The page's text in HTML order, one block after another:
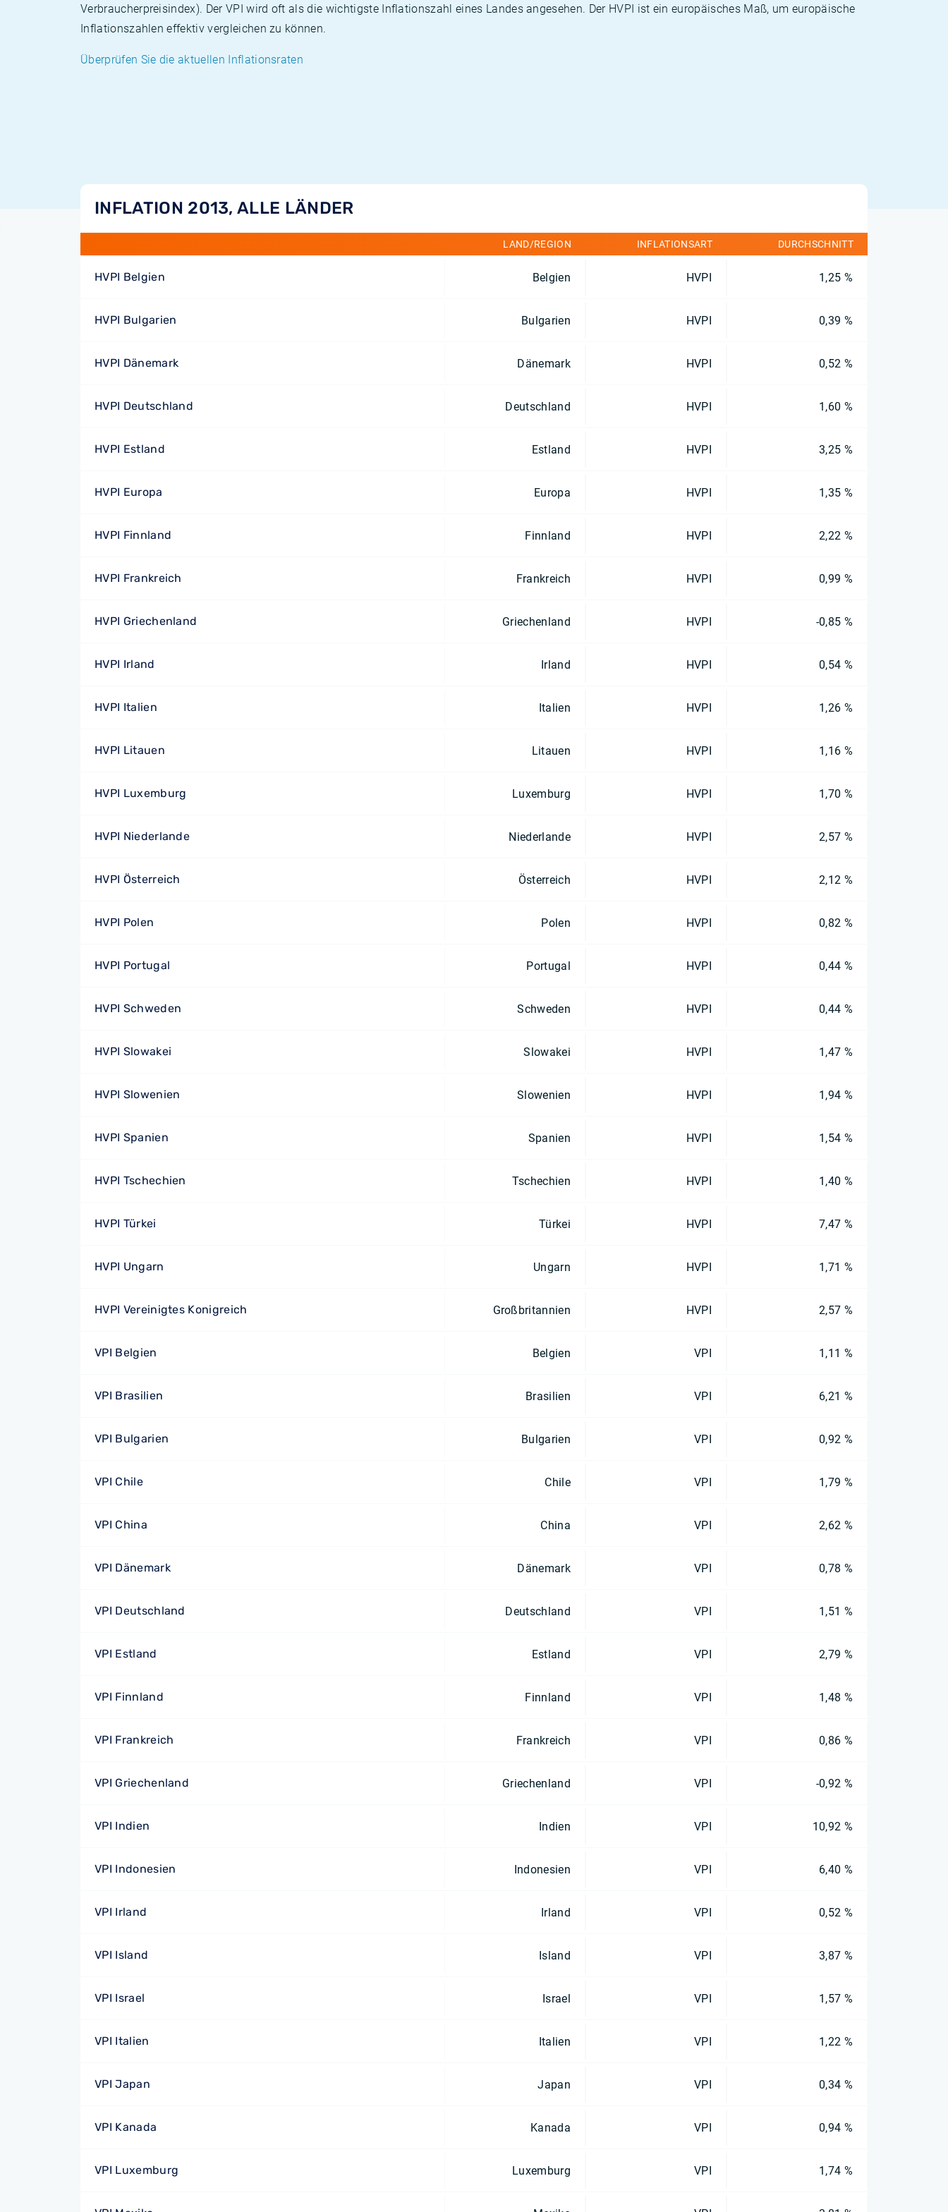
Verbraucherpreisindex). Der VPI wird oft als die wichtigste Inflationszahl eines Landes angesehen. Der HVPI ist ein europäisches Maß, um europäische
Inflationszahlen effektiv vergleichen zu können.
Überprüfen Sie die aktuellen Inflationsraten
INFLATION 2013, ALLE LÄNDER
LAND/REGION INFLATIONSART DURCHSCHNITT
HVPI Belgien Belgien HVPI 1,25 %
HVPI Bulgarien Bulgarien HVPI 0,39 %
HVPI Dänemark Dänemark HVPI 0,52 %
HVPI Deutschland Deutschland HVPI 1,60 %
HVPI Estland Estland HVPI 3,25 %
HVPI Europa Europa HVPI 1,35 %
HVPI Finnland Finnland HVPI 2,22 %
HVPI Frankreich Frankreich HVPI 0,99 %
HVPI Griechenland Griechenland HVPI -0,85 %
HVPI Irland Irland HVPI 0,54 %
HVPI Italien Italien HVPI 1,26 %
HVPI Litauen Litauen HVPI 1,16 %
HVPI Luxemburg Luxemburg HVPI 1,70 %
HVPI Niederlande Niederlande HVPI 2,57 %
HVPI Österreich Österreich HVPI 2,12 %
HVPI Polen Polen HVPI 0,82 %
HVPI Portugal Portugal HVPI 0,44 %
HVPI Schweden Schweden HVPI 0,44 %
HVPI Slowakei Slowakei HVPI 1,47 %
HVPI Slowenien Slowenien HVPI 1,94 %
HVPI Spanien Spanien HVPI 1,54 %
HVPI Tschechien Tschechien HVPI 1,40 %
HVPI Türkei Türkei HVPI 7,47 %
HVPI Ungarn Ungarn HVPI 1,71 %
HVPI Vereinigtes Konigreich Großbritannien HVPI 2,57 %
VPI Belgien Belgien VPI 1,11 %
VPI Brasilien Brasilien VPI 6,21 %
VPI Bulgarien Bulgarien VPI 0,92 %
VPI Chile Chile VPI 1,79 %
VPI China China VPI 2,62 %
VPI Dänemark Dänemark VPI 0,78 %
VPI Deutschland Deutschland VPI 1,51 %
VPI Estland Estland VPI 2,79 %
VPI Finnland Finnland VPI 1,48 %
VPI Frankreich Frankreich VPI 0,86 %
VPI Griechenland Griechenland VPI -0,92 %
VPI Indien Indien VPI 10,92 %
VPI Indonesien Indonesien VPI 6,40 %
VPI Irland Irland VPI 0,52 %
VPI Island Island VPI 3,87 %
VPI Israel Israel VPI 1,57 %
VPI Italien Italien VPI 1,22 %
VPI Japan Japan VPI 0,34 %
VPI Kanada Kanada VPI 0,94 %
VPI Luxemburg Luxemburg VPI 1,74 %